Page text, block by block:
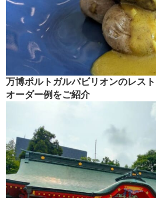
万博ポルトガルパビリオンのレス
オーダー例をご紹介